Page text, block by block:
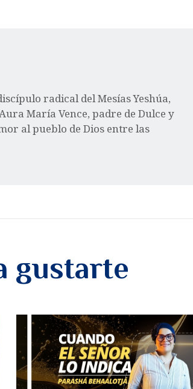
radical del Mesías Yeshúa,
María Vence, padre de Dulce y
al pueblo de Dios entre las
gustarte